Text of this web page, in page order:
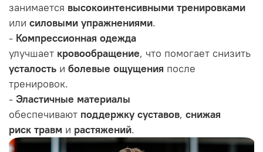
занимается высокоинтенсивными тренировками
или силовыми упражнениями.
- Компрессионная одежда
улучшает кровообращение, что помогает снизить
усталость и болевые ощущения после
тренировок.
- Эластичные материалы
обеспечивают поддержку суставов, снижая
риск травм и растяжений.